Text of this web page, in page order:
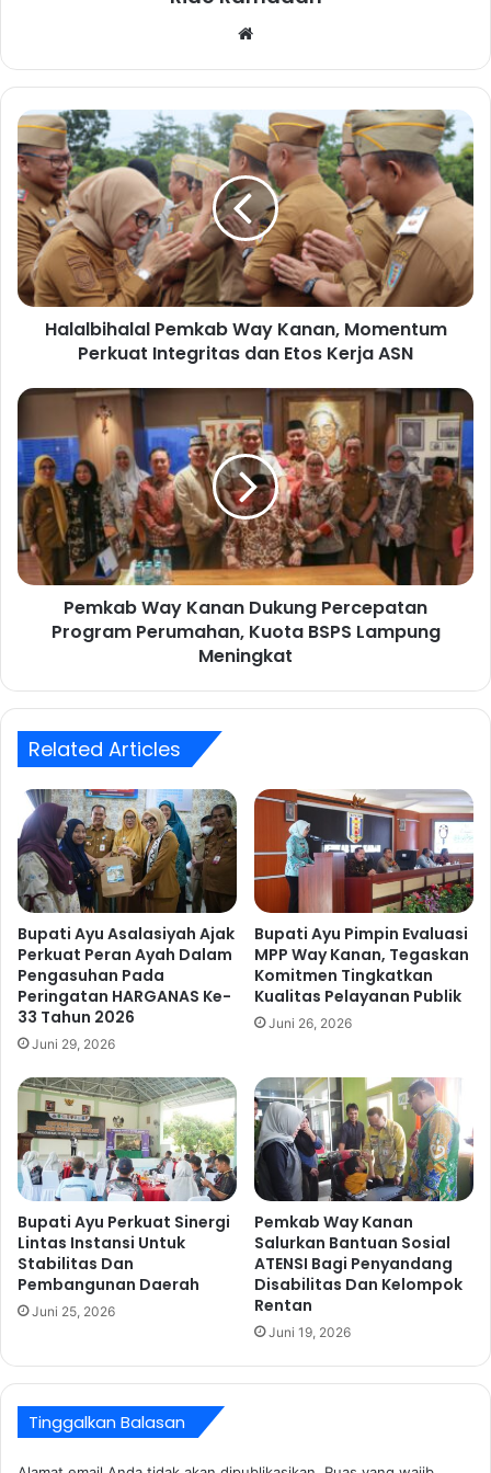
te
H
a
l
a
l
b
i
h
a
P
m
k
a
b
W
a
y
n
M
o
m
n
t
u
m
P
e
r
k
u
a
I
t
e
g
r
i
t
a
s
d
n
E
t
Halalbihalal Pemkab Way Kanan, Momentum
Perkuat Integritas dan Etos Kerja ASN
P
m
k
a
b
W
a
y
k
u
g
P
e
r
c
e
p
a
t
a
P
o
g
r
a
m
P
e
u
a
h
a
n
Pemkab Way Kanan Dukung Percepatan
Program Perumahan, Kuota BSPS Lampung
Meningkat
Related Articles
Bupati Ayu Asalasiyah Ajak
Perkuat Peran Ayah Dalam
Pengasuhan Pada
Peringatan HARGANAS Ke-
33 Tahun 2026
Juni 29, 2026
Bupati Ayu Pimpin Evaluasi
MPP Way Kanan, Tegaskan
Komitmen Tingkatkan
Kualitas Pelayanan Publik
Juni 26, 2026
Bupati Ayu Perkuat Sinergi
Lintas Instansi Untuk
Stabilitas Dan
Pembangunan Daerah
Juni 25, 2026
Pemkab Way Kanan
Salurkan Bantuan Sosial
ATENSI Bagi Penyandang
Disabilitas Dan Kelompok
Rentan
Juni 19, 2026
Tinggalkan Balasan